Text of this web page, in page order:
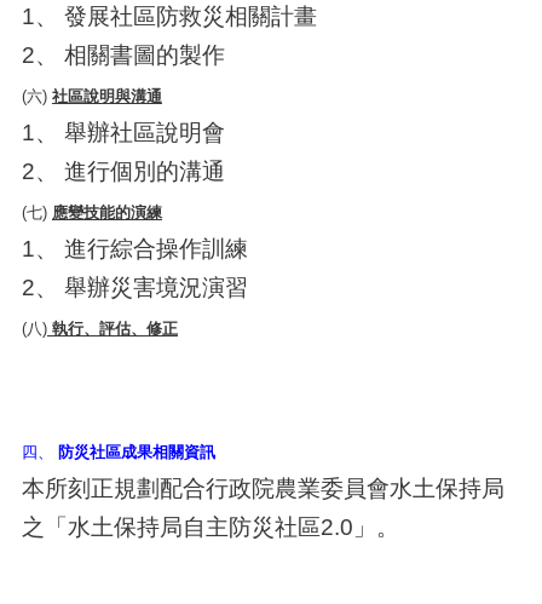
1、 發展社區防救災相關計畫
2、 相關書圖的製作
(六) 社區說明與溝通
1、 舉辦社區說明會
2、 進行個別的溝通
(七) 應變技能的演練
1、 進行綜合操作訓練
2、 舉辦災害境況演習
(八)執行、評估、修正
四、 防災社區成果相關資訊
本所刻正規劃配合行政院農業委員會水土保持局
之「水土保持局自主防災社區2.0」。